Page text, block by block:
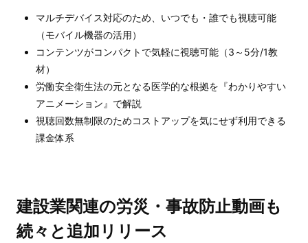
マルチデバイス対応のため、いつでも・誰でも視聴可能
（モバイル機器の活用）
コンテンツがコンパクトで気軽に視聴可能（3～5分/1教
材）
労働安全衛生法の元となる医学的な根拠を『わかりやすい
アニメーション』で解説
視聴回数無制限のためコストアップを気にせず利用できる
課金体系
建設業関連の労災・事故防止動画も
続々と追加リリース